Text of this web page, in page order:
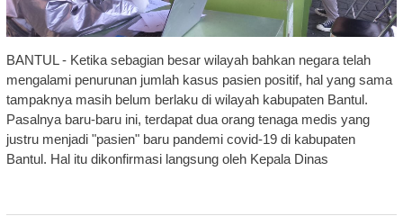
BANTUL - Ketika sebagian besar wilayah bahkan negara telah
mengalami penurunan jumlah kasus pasien positif, hal yang sama
tampaknya masih belum berlaku di wilayah kabupaten Bantul.
Pasalnya baru-baru ini, terdapat dua orang tenaga medis yang
justru menjadi "pasien" baru pandemi covid-19 di kabupaten
Bantul. Hal itu dikonfirmasi langsung oleh Kepala Dinas